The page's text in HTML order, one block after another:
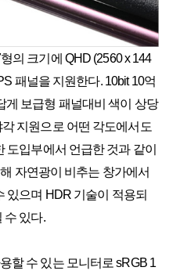
의 크기에 QHD (2560 x 144
패널을 지원한다. 10bit 10억
게 보급형 패널대비 색이 상당
지원으로 어떤 각도에서도
도입부에서 언급한 것과 같이
자연광이 비추는 창가에서
있으며 HDR 기술이 적용되
수 있다.
할 수 있는 모니터로 sRGB 1